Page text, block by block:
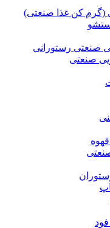
(گرم کن غذا صنعتی)
صنعتی رستورانی
صنعتی